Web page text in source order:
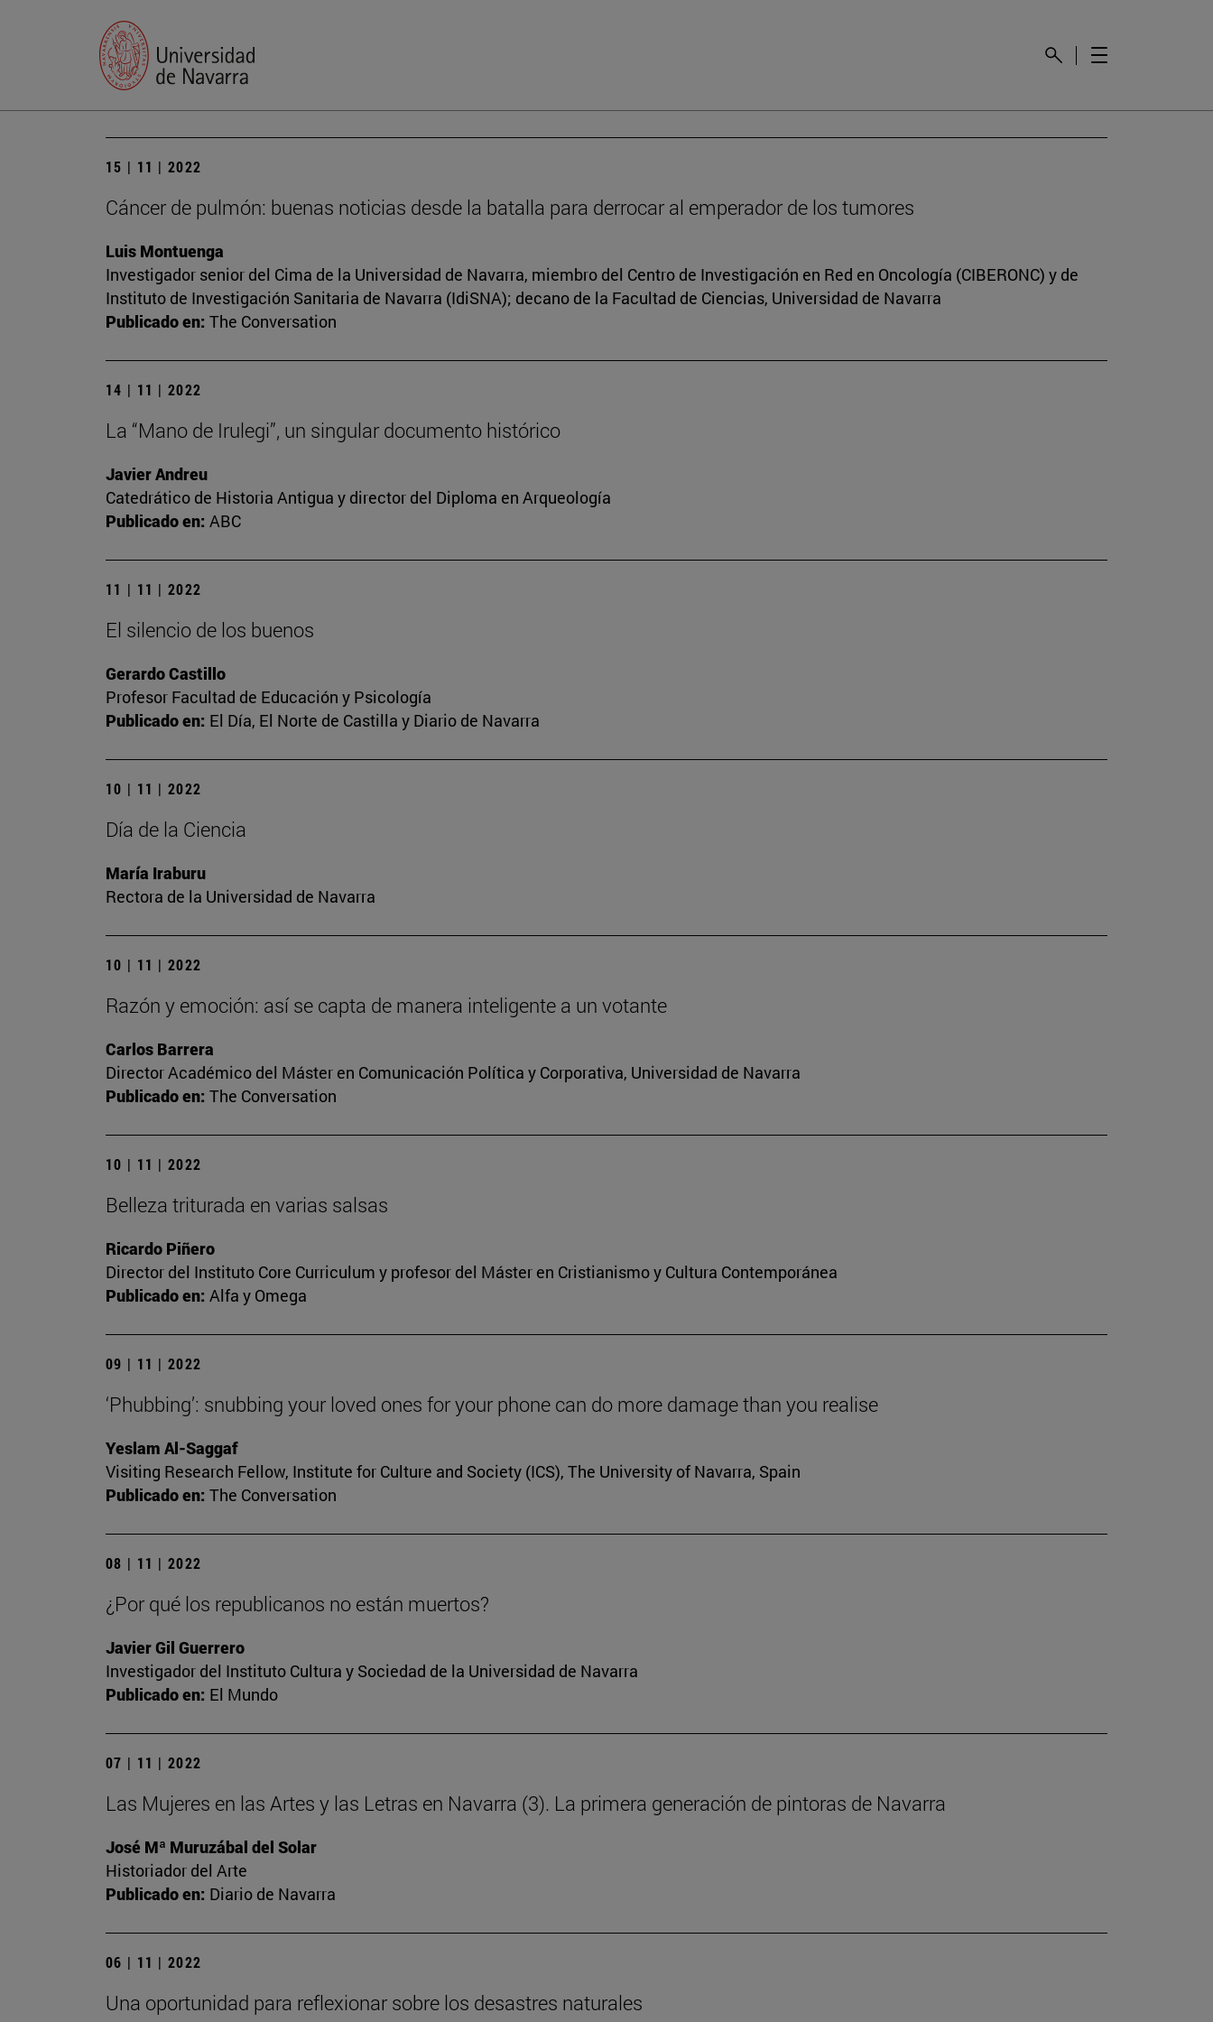
15 | 11 | 2022
Cáncer de pulmón: buenas noticias desde la batalla para derrocar al emperador de los tumores
Luis Montuenga
Investigador senior del Cima de la Universidad de Navarra, miembro del Centro de Investigación en Red en Oncología (CIBERONC) y de
Instituto de Investigación Sanitaria de Navarra (IdiSNA); decano de la Facultad de Ciencias, Universidad de Navarra
Publicado en: The Conversation
14 | 11 | 2022
La “Mano de Irulegi”, un singular documento histórico
Javier Andreu
Catedrático de Historia Antigua y director del Diploma en Arqueología
Publicado en: ABC
11 | 11 | 2022
El silencio de los buenos
Gerardo Castillo
Profesor Facultad de Educación y Psicología
Publicado en: El Día, El Norte de Castilla y Diario de Navarra
10 | 11 | 2022
Día de la Ciencia
María Iraburu
Rectora de la Universidad de Navarra
10 | 11 | 2022
Razón y emoción: así se capta de manera inteligente a un votante
Carlos Barrera
Director Académico del Máster en Comunicación Política y Corporativa, Universidad de Navarra
Publicado en: The Conversation
10 | 11 | 2022
Belleza triturada en varias salsas
Ricardo Piñero
Director del Instituto Core Curriculum y profesor del Máster en Cristianismo y Cultura Contemporánea
Publicado en: Alfa y Omega
09 | 11 | 2022
‘Phubbing’: snubbing your loved ones for your phone can do more damage than you realise
Yeslam Al-Saggaf
Visiting Research Fellow, Institute for Culture and Society (ICS), The University of Navarra, Spain
Publicado en: The Conversation
08 | 11 | 2022
¿Por qué los republicanos no están muertos?
Javier Gil Guerrero
Investigador del Instituto Cultura y Sociedad de la Universidad de Navarra
Publicado en: El Mundo
07 | 11 | 2022
Las Mujeres en las Artes y las Letras en Navarra (3). La primera generación de pintoras de Navarra
José Mª Muruzábal del Solar
Historiador del Arte
Publicado en: Diario de Navarra
06 | 11 | 2022
Una oportunidad para reflexionar sobre los desastres naturales